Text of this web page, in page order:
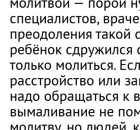
специалистов,
преодоления такой
ребёнок
только молиться.
расстройство или
надо обращаться к
вымаливание не